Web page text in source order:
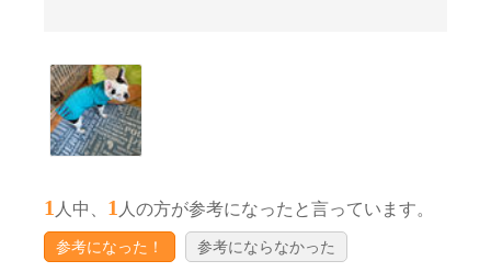
1 人中、 1 人の方が参考になったと言っています。
参考になった！ 参考にならなかった